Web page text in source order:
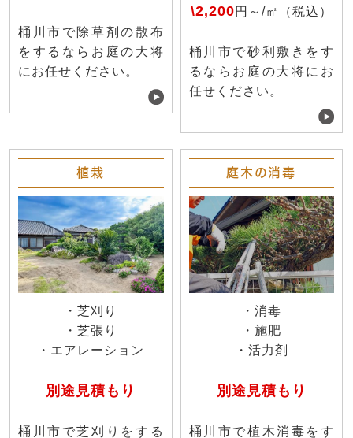
桶川市で除草剤の散布
をするならお庭の大将
にお任せください。
\2,200円～/㎡（税込）
桶川市で砂利敷きをす
るならお庭の大将にお
任せください。
植栽
・芝刈り
・芝張り
・エアレーション
別途見積もり
桶川市で芝刈りをする
庭木の消毒
・消毒
・施肥
・活力剤
別途見積もり
桶川市で植木消毒をす